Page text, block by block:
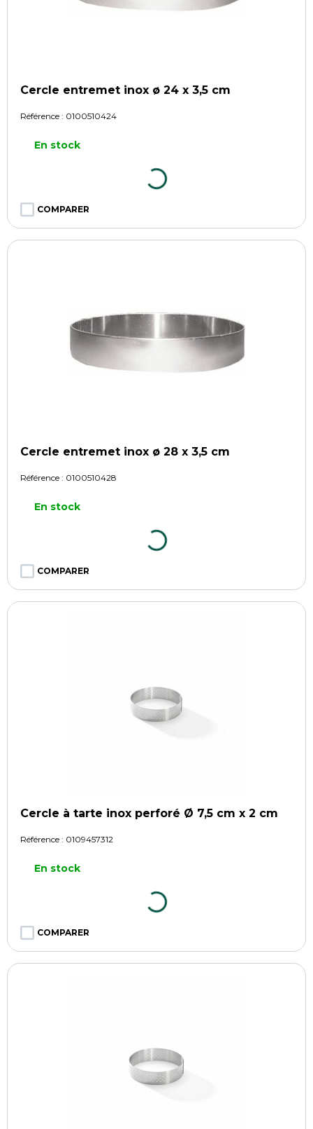
Cercle entremet inox ø 24 x 3,5 cm
Référence : 0100510424
En stock
COMPARER
Cercle entremet inox ø 28 x 3,5 cm
Référence : 0100510428
En stock
COMPARER
Cercle à tarte inox perforé Ø 7,5 cm x 2 cm
Référence : 0109457312
En stock
COMPARER